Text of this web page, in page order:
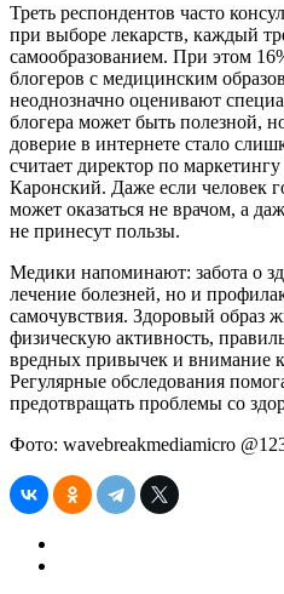
Треть респондентов часто
при выборе лекарств, каждый
самообразованием. При этом
блогеров с медицинским
неоднозначно оценивают
блогера может быть полезной,
доверие в интернете стало
считает директор по
Каронский. Даже если человек
может оказаться не врачом, а
не принесут пользы.
Медики напоминают: забота о
лечение болезней, но и
самочувствия. Здоровый образ
физическую активность,
вредных привычек и внимание
Регулярные обследования
предотвращать проблемы со
Фото: wavebreakmediamicro